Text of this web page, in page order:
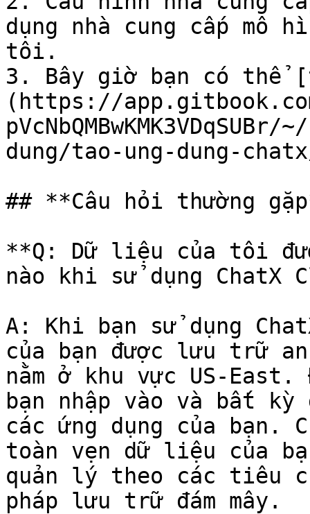
dụng nhà cung cấp mô
tôi.
3. Bây giờ bạn có thể
(https://app.gitbook.com/
dung/tao-ung-dung-
## **Câu hỏi thường
**Q: Dữ liệu của tôi
nào khi sử dụng ChatX
A: Khi bạn sử dụng
của bạn được lưu trữ an
nằm ở khu vực US-
bạn nhập vào và bất
các ứng dụng của bạn.
toàn vẹn dữ liệu của
quản lý theo các tiêu
pháp lưu trữ đám mây.